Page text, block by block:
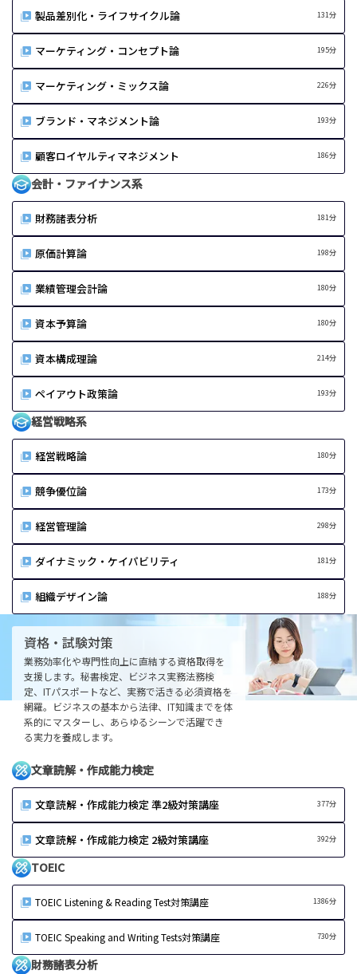
製品差別化・ライフサイクル論 131分
マーケティング・コンセプト論 195分
マーケティング・ミックス論 226分
ブランド・マネジメント論 193分
顧客ロイヤルティマネジメント 186分
会計・ファイナンス系
財務諸表分析 181分
原価計算論 198分
業績管理会計論 180分
資本予算論 180分
資本構成理論 214分
ペイアウト政策論 193分
経営戦略系
経営戦略論 180分
競争優位論 173分
経営管理論 298分
ダイナミック・ケイパビリティ 181分
組織デザイン論 188分
資格・試験対策
業務効率化や専門性向上に直結する資格取得を
支援します。秘書検定、ビジネス実務法務検
定、ITパスポートなど、実務で活きる必須資格を
網羅。ビジネスの基本から法律、IT知識までを体
系的にマスターし、あらゆるシーンで活躍でき
る実力を養成します。
文章読解・作成能力検定
文章読解・作成能力検定 準2級対策講座 377分
文章読解・作成能力検定 2級対策講座 392分
TOEIC
TOEIC Listening & Reading Test対策講座 1386分
TOEIC Speaking and Writing Tests対策講座 730分
財務諸表分析